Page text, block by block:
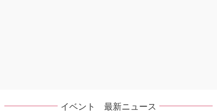
イベント 最新ニュース